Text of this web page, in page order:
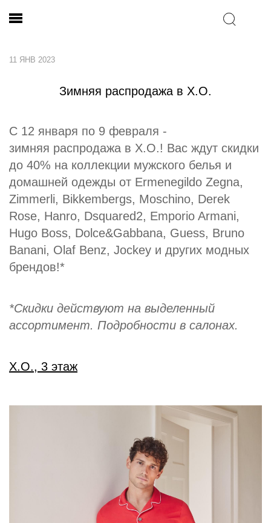
11 ЯНВ 2023
Зимняя распродажа в Х.О.
С 12 января по 9 февраля -
зимняя распродажа в Х.О.! Вас ждут скидки
до 40% на коллекции мужского белья и
домашней одежды от Ermenegildo Zegna,
Zimmerli, Bikkembergs, Moschino, Derek
Rose, Hanro, Dsquared2, Emporio Armani,
Hugo Boss, Dolce&Gabbana, Guess, Bruno
Banani, Olaf Benz, Jockey и других модных
брендов!*
*Скидки действуют на выделенный
ассортимент. Подробности в салонах.
Х.О., 3 этаж